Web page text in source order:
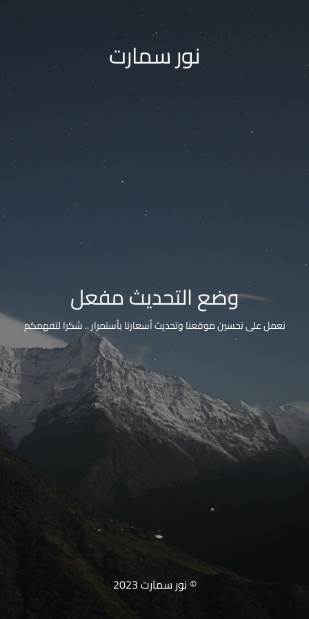
نور سمارت
وضع التحديث مفعل
نعمل على تحسين موقعنا وتحديث أسعارنا بأستمرار .. شكرا لتفهمكم
© نور سمارت 2023